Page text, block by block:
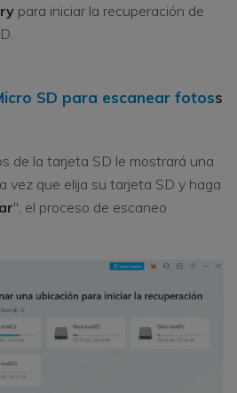
para iniciar la recuperación de
SD para escanear fotoss
de la tarjeta SD le mostrará una
vez que elija su tarjeta SD y haga
", el proceso de escaneo